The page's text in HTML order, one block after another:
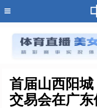
首届山西阳
交易会在广